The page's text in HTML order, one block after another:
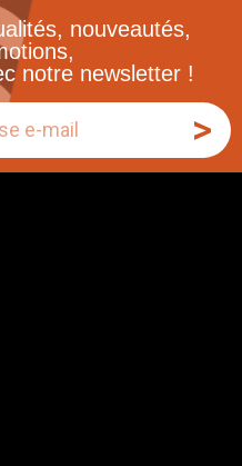
nouveautés,
notre newsletter !
>